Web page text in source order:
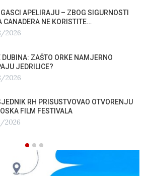
APELIRAJU – ZBOG SIGURNOSTI
CANADERA NE KORISTITE…
2026
DUBINA: ZAŠTO ORKE NAMJERNO
JEDRILICE?
2026
RH PRISUSTVOVAO OTVORENJU
FILM FESTIVALA
2026